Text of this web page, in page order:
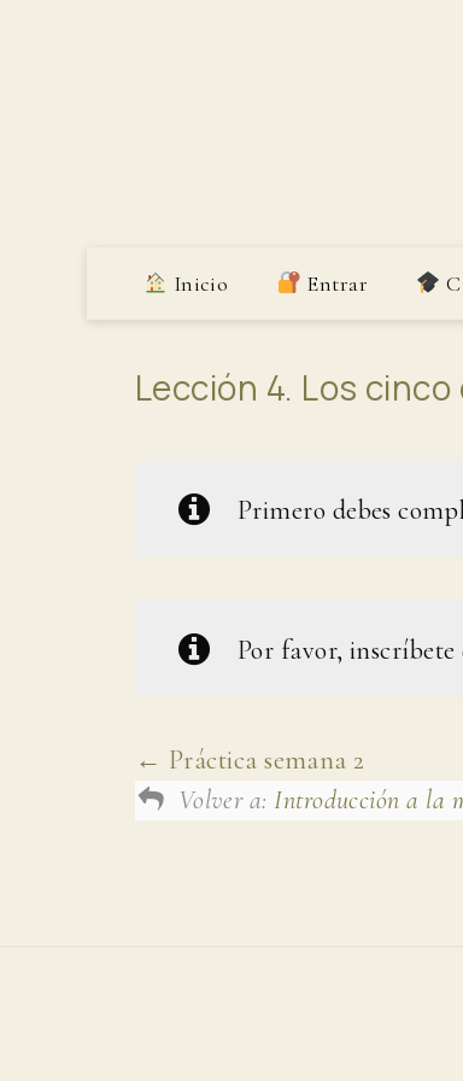
Inicio Entrar
Lección 4. Los
Primero debes
Por favor, inscríbete
Práctica semana 2
Volver a:Introducción a la